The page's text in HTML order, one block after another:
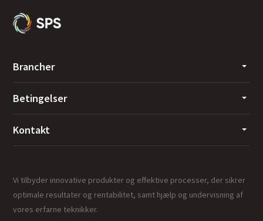
Brancher
Betingelser
Kontakt
Vi tilbyder innovative produkter og effektive processer, der sikrer
optimale resultater og rentabilitet, samt hjælp og undervisning af
vores erfarne teknikker.